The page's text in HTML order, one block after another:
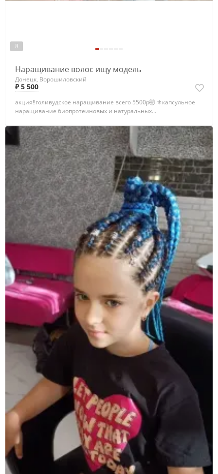
8
Наращивание волос ищу модель
Донецк, Ворошиловский
₽ 5 500
акция‼️голивудское наращивание всего 5500р🤯 ⚜капсульное
наращивание биопротеиновых и натуральных...